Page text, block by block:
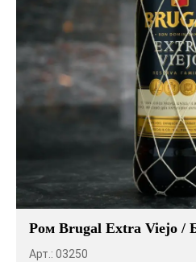
Ром Brugal Extra Viejo /
Арт.: 03250